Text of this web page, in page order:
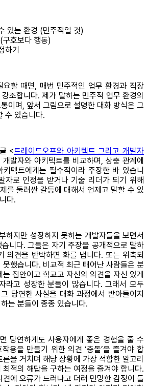
있는 환경 (민주적일 것)
구호보다 행동)
하기
요할 때면, 매번 민주적인 업무 환경과 직장
조합니다. 제가 말하는 민주적 업무 환경의
이며, 앞서 그림으로 설명한 대화 방식은 그
수 있습니다.
<트레이드오프와 아키텍트 그리고 개발자
발자와 아키텍트를 비교하며, 상충 관계에
텍트에게는 필수적이라 주장한 바 있습니
자로 인정을 받거나 기술 리더가 되기 위해
를 둘러싼 갈등에 대해서 언제고 말할 수 있
다.
하지만 성장하지 못하는 개발자들을 보면서
니다. 그들은 자기 주장을 공개적으로 말하
의견을 반박하면 화를 냅니다. 또는 위축되
했습니다. 비교적 최근 태어난 사람들은 분
집안이고 학교고 자신의 의견을 자신 있게
라고 성장한 분들이 많습니다. 그래서 모두
당연한 사실을 대화 과정에서 받아들이지
는 분들이 종종 있습니다.
당연하게도 사용자에게 좋은 경험을 줄 수
용을 만들기 위한 의견 ‘충돌’을 즐겨야 합
을 거치며 해당 상황에 가장 적합한 알고리
적의 해답을 구하는 여정을 즐겨야 합니다.
에 오류가 드러나고 더러 민망한 감정이 들